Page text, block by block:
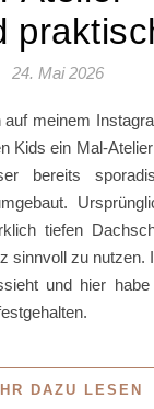
24. Mai 2026
Kids ein Mal-
bereits
tiefen
sinnvoll zu nutzen.
und hier
DAZU LESEN